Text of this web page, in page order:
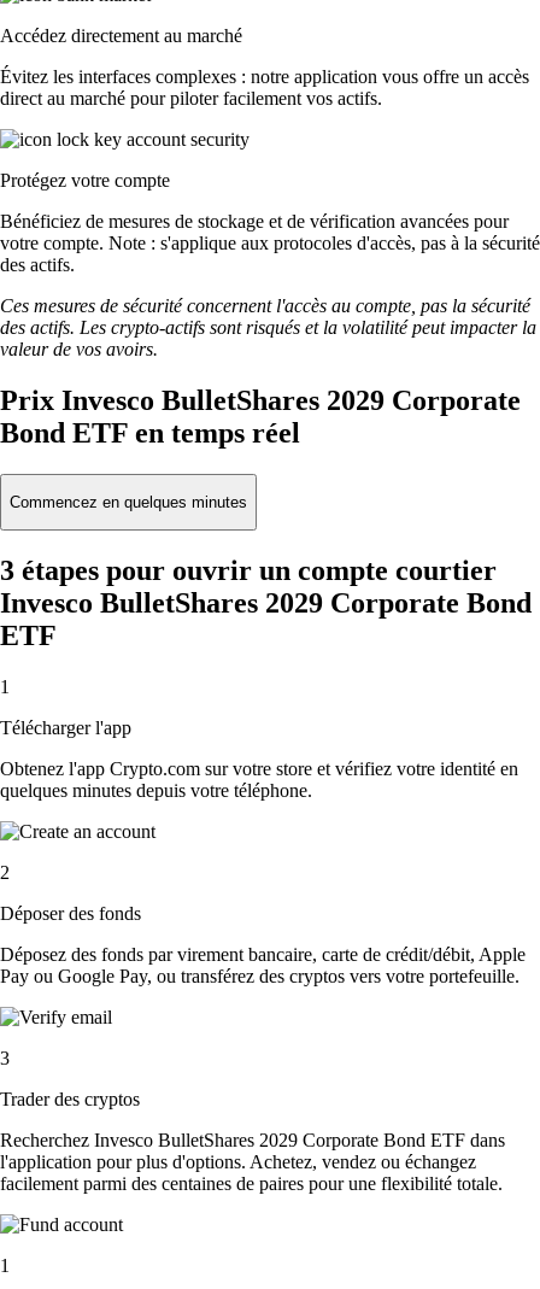
Accédez directement au marché
Évitez les interfaces complexes : notre application vous offre un accès
direct au marché pour piloter facilement vos actifs.
Protégez votre compte
Bénéficiez de mesures de stockage et de vérification avancées pour
votre compte. Note : s'applique aux protocoles d'accès, pas à la sécurité
des actifs.
Ces mesures de sécurité concernent l'accès au compte, pas la sécurité
des actifs. Les crypto-actifs sont risqués et la volatilité peut impacter la
valeur de vos avoirs.
Prix Invesco BulletShares 2029 Corporate
Bond ETF en temps réel
Commencez en quelques minutes
3 étapes pour ouvrir un compte courtier
Invesco BulletShares 2029 Corporate Bond
ETF
1
Télécharger l'app
Obtenez l'app Crypto.com sur votre store et vérifiez votre identité en
quelques minutes depuis votre téléphone.
2
Déposer des fonds
Déposez des fonds par virement bancaire, carte de crédit/débit, Apple
Pay ou Google Pay, ou transférez des cryptos vers votre portefeuille.
3
Trader des cryptos
Recherchez Invesco BulletShares 2029 Corporate Bond ETF dans
l'application pour plus d'options. Achetez, vendez ou échangez
facilement parmi des centaines de paires pour une flexibilité totale.
1